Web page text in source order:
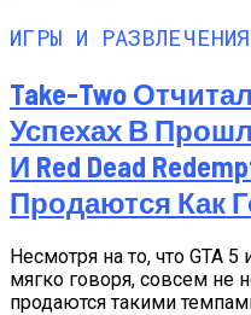
ИГРЫ И РАЗВЛЕЧЕНИЯ
Take-Two
Успехах В
И Red Dead
Продаются Как
Несмотря на то, что GTA
мягко говоря, совсем не
продаются такими